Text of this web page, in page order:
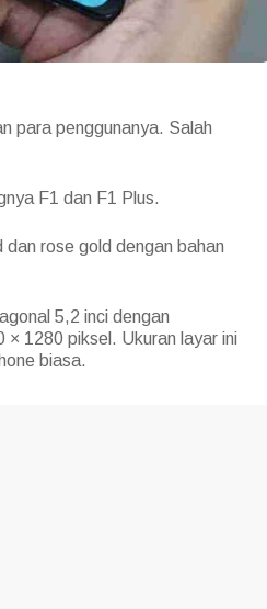
para penggunanya. Salah
F1 dan F1 Plus.
rose gold dengan bahan
5,2 inci dengan
× 1280 piksel. Ukuran layar ini
biasa.